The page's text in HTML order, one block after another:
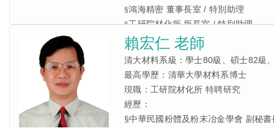
§鴻海精密 董事長室 / 特別助理
§工研院材化所 所長室 / 特別助理
賴宏仁 老師
清大材料系級：學士80級、碩士82級
最高學歷：清華大學材料系博士
現職：工研院材化所 特聘研究
經歷：
§中華民國粉體及粉末冶金學會 副秘書